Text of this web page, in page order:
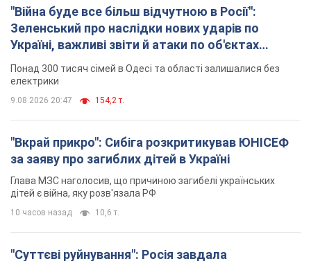
"Війна буде все більш відчутною в Росії":
Зеленський про наслідки нових ударів по
Україні, важливі звіти й атаки по об'єктах
ворога. Відео
Понад 300 тисяч сімей в Одесі та області залишалися без
електрики
9.08.2026 20:47 154,2 т.
"Вкрай прикро": Сибіга розкритикував ЮНІСЕФ
за заяву про загиблих дітей в Україні
Глава МЗС наголосив, що причиною загибелі українських
дітей є війна, яку розв'язала РФ
10 часов назад 10,6 т.
"Суттєві руйнування": Росія завдала